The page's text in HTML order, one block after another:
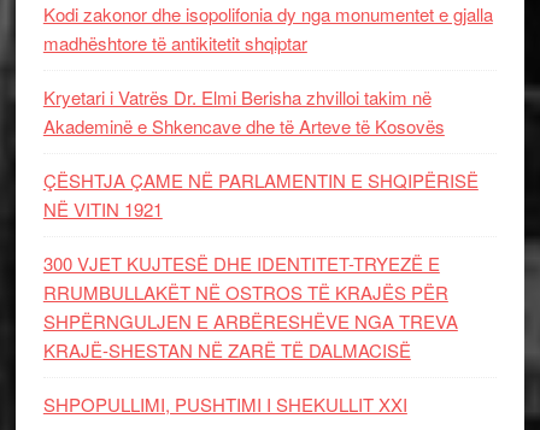
Kodi zakonor dhe isopolifonia dy nga monumentet e gjalla
madhështore të antikitetit shqiptar
Kryetari i Vatrës Dr. Elmi Berisha zhvilloi takim në
Akademinë e Shkencave dhe të Arteve të Kosovës
ÇËSHTJA ÇAME NË PARLAMENTIN E SHQIPËRISË
NË VITIN 1921
300 VJET KUJTESË DHE IDENTITET-TRYEZË E
RRUMBULLAKËT NË OSTROS TË KRAJËS PËR
SHPËRNGULJEN E ARBËRESHËVE NGA TREVA
KRAJË-SHESTAN NË ZARË TË DALMACISË
SHPOPULLIMI, PUSHTIMI I SHEKULLIT XXI